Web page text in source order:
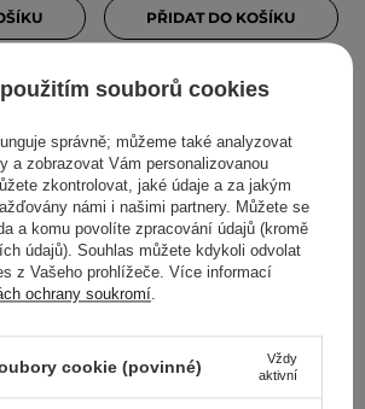
PŘIDAT DO KOŠÍKU
365
krém
BESTSELLER
Quercetinol Pore Deep
souborů cookies
správně; můžeme také analyzovat
a zobrazovat Vám personalizovanou
zkontrolovat, jaké údaje a za jakým
námi i našimi partnery. Můžete se
a komu povolíte zpracování údajů (kromě
údajů). Souhlas můžete kdykoli odvolat
z Vašeho prohlížeče. Více informací
ochrany soukromí.
cookie (povinné)
Vždy
aktivní